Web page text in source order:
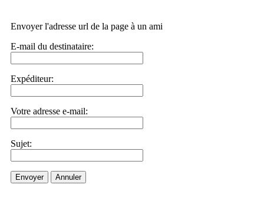
Envoyer l'adresse url de la page à un ami
E-mail du destinataire:
Expéditeur:
Votre adresse e-mail:
Sujet:
Envoyer Annuler